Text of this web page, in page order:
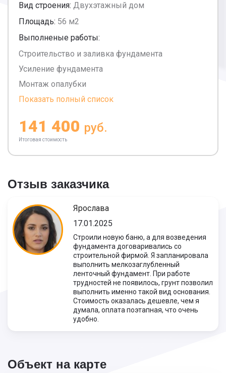
Вид строения: Двухэтажный дом
Площадь: 56 м2
Выполненые работы:
Строительство и заливка фундамента
Усиление фундамента
Монтаж опалубки
Показать полный список
141 400 руб.
Итоговая стоимость
Отзыв заказчика
Ярослава
17.01.2025
Строили новую баню, а для возведения
фундамента договаривались со
строительной фирмой. Я запланировала
выполнить мелкозаглубленный
ленточный фундамент. При работе
трудностей не появилось, грунт позволил
выполнить именно такой вид основания.
Стоимость оказалась дешевле, чем я
думала, оплата поэтапная, что очень
удобно.
Объект на карте